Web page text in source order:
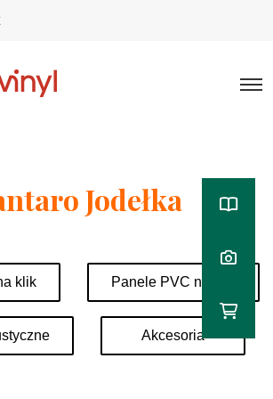
Jodełka
klik Panele PVC na klej
Akcesoria